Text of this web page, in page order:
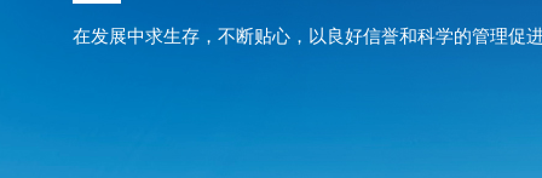
在发展中求生存，不断贴心，以良好信誉和科学的管理促